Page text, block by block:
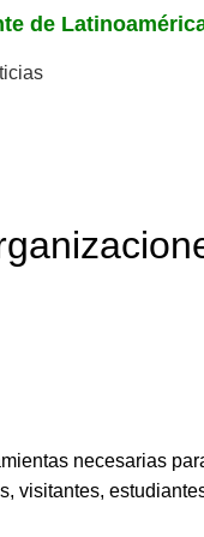
de
necesarias
visitantes,